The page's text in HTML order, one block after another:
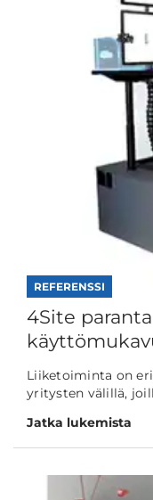
REFERENSSI
4Site
Liiketoiminta on
yritysten välillä,
Jatka lukemista